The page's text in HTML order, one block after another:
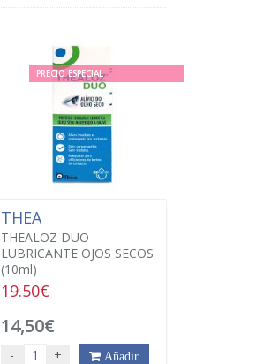
PRECIO ESPECIAL
THEA
THEALOZ DUO
LUBRICANTE OJOS SECOS
(10ml)
19.50€
14,50€
- + Añadir